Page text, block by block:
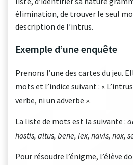
élimination, de trouver le seul
description de l’intrus.
Exemple d’une enquête
Prenons l’une des cartes du jeu.
mots et l’indice suivant : «
verbe, ni un adverbe ».
La liste de mots est la suivante :
hostis, altus, bene, lex, navis, nox,
Pour résoudre l’énigme, l’élève